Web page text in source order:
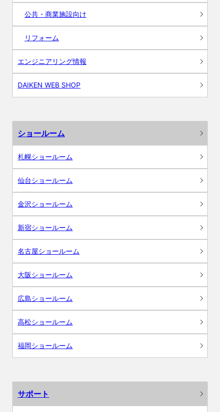
公共・商業施設向け
リフォーム
エンジニアリング情報
DAIKEN WEB SHOP
ショールーム
札幌ショールーム
仙台ショールーム
金沢ショールーム
新宿ショールーム
名古屋ショールーム
大阪ショールーム
広島ショールーム
高松ショールーム
福岡ショールーム
サポート